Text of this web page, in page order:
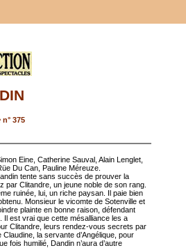
n° 375
Eine, Catherine Sauval, Alain Lenglet,
Du Can, Pauline Méreuze.
tente sans succès de prouver la
Clitandre, un jeune noble de son rang.
ruinée, lui, un riche paysan. Il paie bien
Monsieur le vicomte de Sotenville et
plainte en bonne raison, défendant
Il est vrai que cette mésalliance les a
Clitandre, leurs rendez-vous secrets par
la servante d’Angélique, pour
fois humilié, Dandin n’aura d’autre